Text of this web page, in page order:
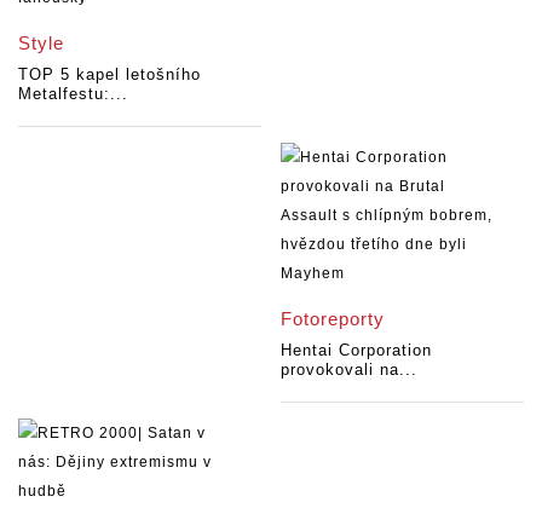
Style
TOP 5 kapel letošního
Metalfestu:...
Fotoreporty
Hentai Corporation
provokovali na...